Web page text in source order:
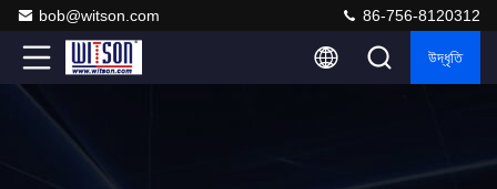
bob@witson.com 86-756-8120312
উদ্ধৃতি